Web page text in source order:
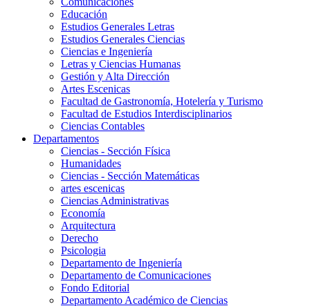
Educación
Estudios Generales Letras
Estudios Generales Ciencias
Ciencias e Ingeniería
Letras y Ciencias Humanas
Gestión y Alta Dirección
Artes Escenicas
Facultad de Gastronomía, Hotelería y Turismo
Facultad de Estudios Interdisciplinarios
Ciencias Contables
Departamentos
Ciencias - Sección Física
Humanidades
Ciencias - Sección Matemáticas
artes escenicas
Ciencias Administrativas
Economía
Arquitectura
Derecho
Psicologia
Departamento de Ingeniería
Departamento de Comunicaciones
Fondo Editorial
Departamento Académico de Ciencias